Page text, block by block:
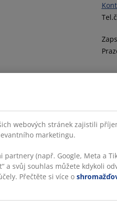
webových stránek zajistili
marketingu.
(např. Google, Meta a
a svůj souhlas můžete kdykoli
Přečtěte si více o